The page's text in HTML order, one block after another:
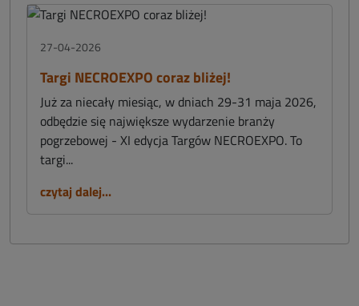
27-04-2026
Targi NECROEXPO coraz bliżej!
Już za niecały miesiąc, w dniach 29-31 maja 2026,
odbędzie się największe wydarzenie branży
pogrzebowej - XI edycja Targów NECROEXPO. To
targi...
czytaj dalej...